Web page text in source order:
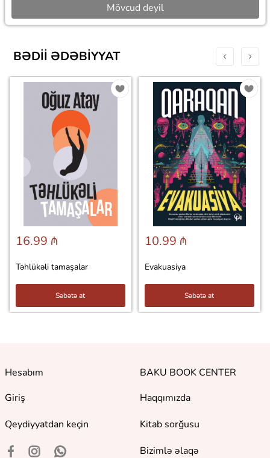
Mövcud deyil
BƏDII ƏDƏBIYYAT
16.99 ₼
Təhlükəli tamaşalar
Səbətə at
10.99 ₼
Evakuasiya
Səbətə at
Hesabım
Giriş
Qeydiyyatdan keçin
BAKU BOOK CENTER
Haqqımızda
Kitab sorğusu
Bizimlə əlaqə